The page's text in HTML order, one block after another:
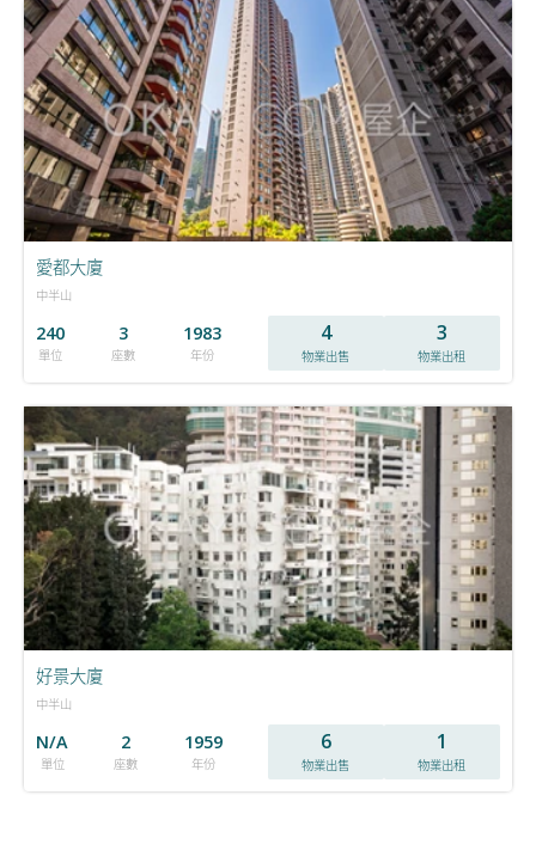
愛都大廈
中半山
240
單位
3
座數
1983
年份
4
物業出售
3
物業出租
好景大廈
中半山
N/A
單位
2
座數
1959
年份
6
物業出售
1
物業出租